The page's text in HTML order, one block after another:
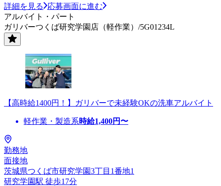
詳細を見る
応募画面に進む
アルバイト・パート
ガリバーつくば研究学園店（軽作業）/5G01234L
【高時給1400円！】ガリバーで未経験OKの洗車アルバイト
軽作業・製造系時給1,400円〜
勤務地
面接地
茨城県つくば市研究学園3丁目1番地1
研究学園駅 徒歩17分